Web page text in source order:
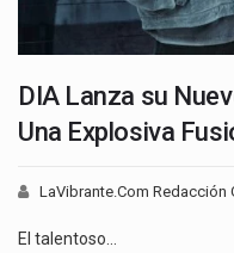
DIA Lanza su
Una Explosiva
LaVibrante.Com Redacción
El talentoso…